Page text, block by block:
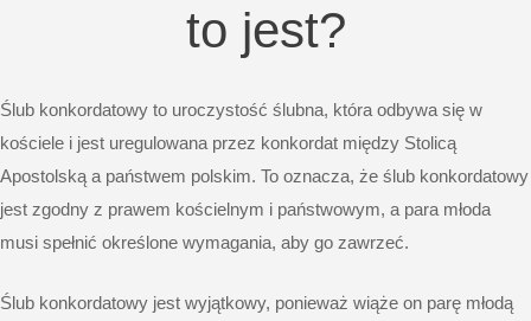
to jest?
Ślub konkordatowy to uroczystość ślubna, która odbywa się w
kościele i jest uregulowana przez konkordat między Stolicą
Apostolską a państwem polskim. To oznacza, że ​​ślub konkordatowy
jest zgodny z prawem kościelnym i państwowym, a para młoda
musi spełnić określone wymagania, aby go zawrzeć.
Ślub konkordatowy jest wyjątkowy, ponieważ wiąże on parę młodą